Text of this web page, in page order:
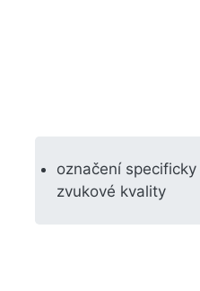
označení
zvukové kvality